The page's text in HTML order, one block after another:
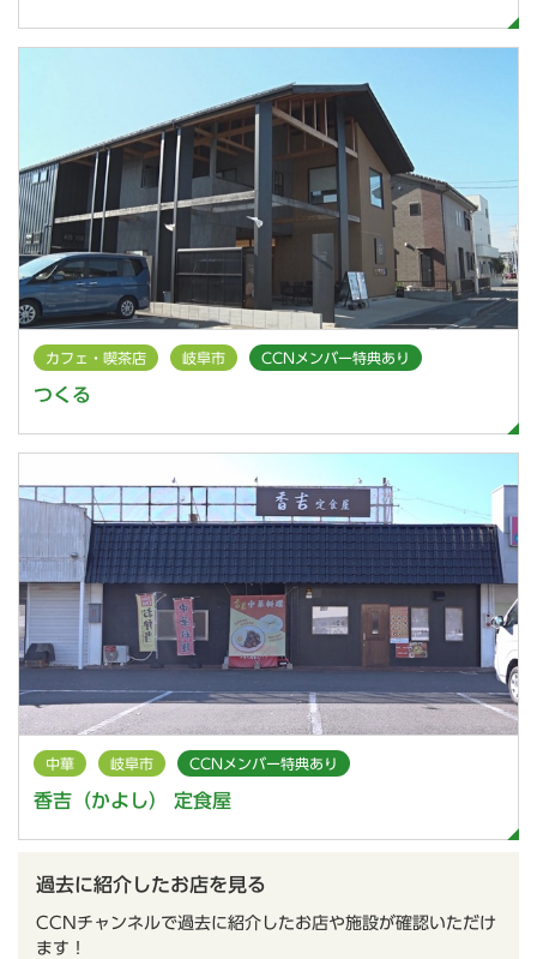
カフェ・喫茶店 岐阜市 CCNメンバー特典あり
つくる
中華 岐阜市 CCNメンバー特典あり
香吉（かよし） 定食屋
過去に紹介したお店を見る
CCNチャンネルで過去に紹介したお店や施設が確認いただけ
ます！